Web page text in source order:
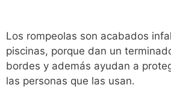
Los rompeolas son acabados
piscinas, porque dan un
bordes y además ayudan a
las personas que las usan.